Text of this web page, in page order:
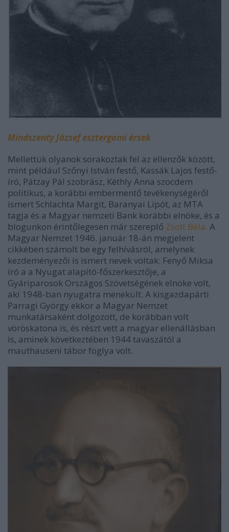
Mindszenty József esztergomi érsek
Mellettük olyanok sorakoztak fel az ellenzők között,
mint például Szőnyi István festő, Kassák Lajos festő-
író, Pátzay Pál szobrász, Kéthly Anna szocdem
politikus, a korábbi embermentő tevékenységéről
ismert Schlachta Margit, Baranyai Lipót, az MTA
tagja és a Magyar nemzeti Bank korábbi elnöke, és a
blogunkon érintőlegesen már szereplő Zsolt Béla. A
Magyar Nemzet 1946. január 18-án megjelent
cikkében számolt be egy felhívásról, amelynek
kezdeményezői is ismert nevek voltak: Fenyő Miksa
író a a Nyugat alapító-főszerkesztője, a
Gyáriparosok Országos Szövetségének elnöke volt,
aki 1948-ban nyugatra menekült. A kisgazdapárti
Parragi György ekkor a Magyar Nemzet
munkatársaként dolgozott, de korábban volt
vöröskatona is, és részt vett a magyar ellenállásban
is, aminek következtében 1944 tavaszától a
mauthauseni tábor foglya volt.